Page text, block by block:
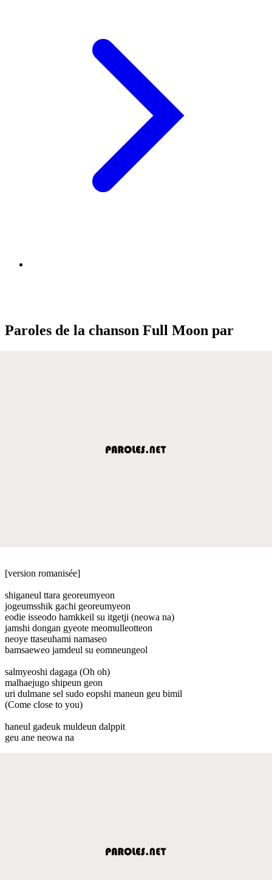
Paroles de la chanson Full Moon par
[version romanisée]
shiganeul ttara georeumyeon
jogeumsshik gachi georeumyeon
eodie isseodo hamkkeil su itgetji (neowa na)
jamshi dongan gyeote meomulleotteon
neoye ttaseuhami namaseo
bamsaeweo jamdeul su eomneungeol
salmyeoshi dagaga (Oh oh)
malhaejugo shipeun geon
uri dulmane sel sudo eopshi maneun geu bimil
(Come close to you)
haneul gadeuk muldeun dalppit
geu ane neowa na